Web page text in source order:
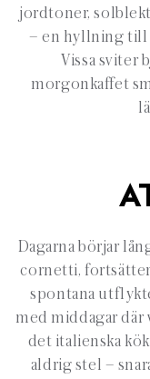
jordtoner,
– en hyllning till
Vissa sviter
morgonkaffet
Dagarna börjar
cornetti,
spontana
med middagar
det italienska
aldrig stel –